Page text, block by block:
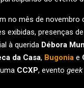
no mês de novembro
exibidas, presenças
à querida Débora
da Casa, Bugonia e
CCXP, evento geek